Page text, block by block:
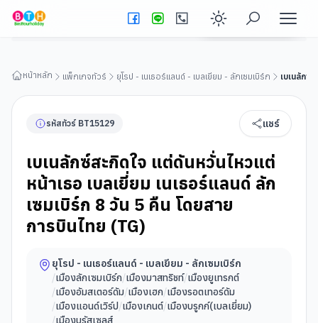
Enable dark
ลักเซมเบิร์ก 8 วัน 5 คืน โดยสายการบินไทย (TG)ดูรายละเอียดทัวร์
หน้าหลัก แพ็กเกจทัวร์ ยุโรป - เนเธอร์แลนด์ - เบลเยียม - ลักเซมเบิร์ก เบเนลักซ์
รหัสทัวร์ BT15129 แชร์
เบเนลักซ์สะกิดใจ แต่ดันหวั่นไหวแต่
หน้าเธอ เบลเยี่ยม เนเธอร์แลนด์ ลัก
เซมเบิร์ก 8 วัน 5 คืน โดยสาย
การบินไทย (TG)
ยุโรป - เนเธอร์แลนด์ - เบลเยียม - ลักเซมเบิร์ก
/เมืองลักเซมเบิร์ก/เมืองมาสทริชท์/เมืองยูเทรกต์
/เมืองอัมสเตอร์ดัม/เมืองเฮก/เมืองรอตเทอร์ดัม
/เมืองแอนด์เวิร์ป/เมืองเกนต์/เมืองบรูกก์(เบลเยี่ยม)
/เมืองบรัสเซลส์